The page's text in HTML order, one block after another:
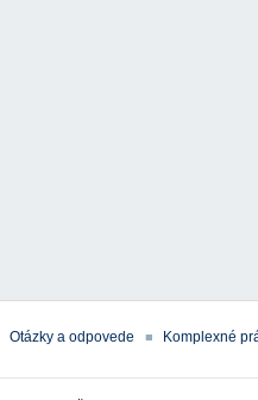
Otázky a odpovede Komplexné